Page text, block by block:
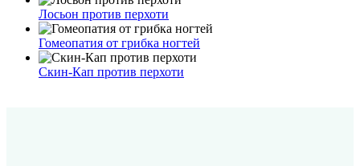
Лосьон против перхоти
Гомеопатия от грибка ногтей
Скин-Кап против перхоти